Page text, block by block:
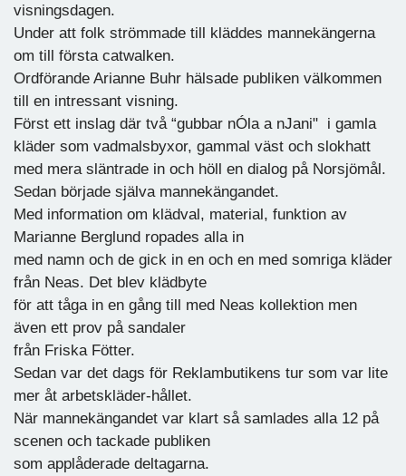
visningsdagen.
Under att folk strömmade till kläddes mannekängerna
om till första catwalken.
Ordförande Arianne Buhr hälsade publiken välkommen
till en intressant visning.
Först ett inslag där två “gubbar nÓla a nJani" i gamla
kläder som vadmalsbyxor, gammal väst och slokhatt
med mera släntrade in och höll en dialog på Norsjömål.
Sedan började själva mannekängandet.
Med information om klädval, material, funktion av
Marianne Berglund ropades alla in
med namn och de gick in en och en med somriga kläder
från Neas. Det blev klädbyte
för att tåga in en gång till med Neas kollektion men
även ett prov på sandaler
från Friska Fötter.
Sedan var det dags för Reklambutikens tur som var lite
mer åt arbetskläder-hållet.
När mannekängandet var klart så samlades alla 12 på
scenen och tackade publiken
som applåderade deltagarna.